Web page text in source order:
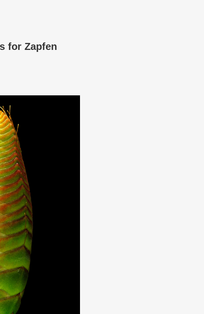
for Zapfen